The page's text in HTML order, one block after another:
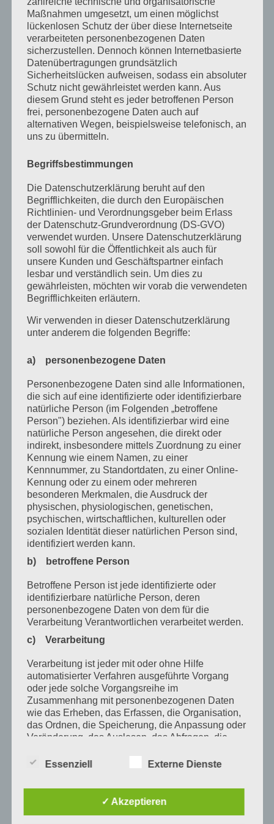
September 2023
Juli 2023
Juni 2023
Mai 2023
April 2023
März 2023
November 2022
Oktober 2022
September 2022
August 2022
Juli 2022
April 2022
Februar 2022
Oktober 2021
September 2021
Mai 2021
März 2021
Januar 2021
Dezember 2020
Oktober 2020
August 2020
Juni 2020
Mai 2020
April 2020
März 2020
Februar 2020
Januar 2020
Dezember 2019
Oktober 2019
Juli 2019
Maßnahmen umgesetzt, um einen möglichst
lückenlosen Schutz der über diese Internetseite
verarbeiteten personenbezogenen Daten
sicherzustellen. Dennoch können Internetbasierte
Datenübertragungen grundsätzlich
Sicherheitslücken aufweisen, sodass ein absoluter
Schutz nicht gewährleistet werden kann. Aus
diesem Grund steht es jeder betroffenen Person
frei, personenbezogene Daten auch auf
alternativen Wegen, beispielsweise telefonisch, an
uns zu übermitteln.
Begriffsbestimmungen
Die Datenschutzerklärung beruht auf den
Begrifflichkeiten, die durch den Europäischen
Richtlinien- und Verordnungsgeber beim Erlass
der Datenschutz-Grundverordnung (DS-GVO)
verwendet wurden. Unsere Datenschutzerklärung
soll sowohl für die Öffentlichkeit als auch für
unsere Kunden und Geschäftspartner einfach
lesbar und verständlich sein. Um dies zu
gewährleisten, möchten wir vorab die verwendeten
Begrifflichkeiten erläutern.
Wir verwenden in dieser Datenschutzerklärung
unter anderem die folgenden Begriffe:
a) personenbezogene Daten
Personenbezogene Daten sind alle Informationen,
die sich auf eine identifizierte oder identifizierbare
natürliche Person (im Folgenden „betroffene
Person") beziehen. Als identifizierbar wird eine
natürliche Person angesehen, die direkt oder
indirekt, insbesondere mittels Zuordnung zu einer
Kennung wie einem Namen, zu einer
Kennnummer, zu Standortdaten, zu einer Online-
Kennung oder zu einem oder mehreren
besonderen Merkmalen, die Ausdruck der
physischen, physiologischen, genetischen,
psychischen, wirtschaftlichen, kulturellen oder
sozialen Identität dieser natürlichen Person sind,
identifiziert werden kann.
b) betroffene Person
Betroffene Person ist jede identifizierte oder
identifizierbare natürliche Person, deren
personenbezogene Daten von dem für die
Verarbeitung Verantwortlichen verarbeitet werden.
c) Verarbeitung
Verarbeitung ist jeder mit oder ohne Hilfe
automatisierter Verfahren ausgeführte Vorgang
oder jede solche Vorgangsreihe im
Zusammenhang mit personenbezogenen Daten
wie das Erheben, das Erfassen, die Organisation,
das Ordnen, die Speicherung, die Anpassung oder
Veränderung, das Auslesen, das Abfragen, die
Verbreitung oder eine andere Form der
die Einschränkung, das Löschen oder die
d) Einschränkung der Verarbeitung
Essenziell Externe Dienste
✓ Akzeptieren